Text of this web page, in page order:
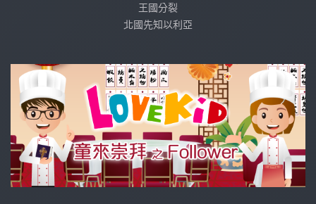
王國分裂
北國先知以利亞